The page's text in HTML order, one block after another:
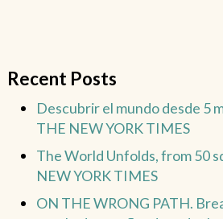
Recent Posts
Descubrir el mundo desde 5
THE NEW YORK TIMES
The World Unfolds, from 50
NEW YORK TIMES
ON THE WRONG PATH.